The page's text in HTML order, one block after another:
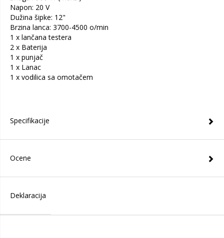
Napon: 20 V
Dužina šipke: 12"
Brzina lanca: 3700-4500 o/min
1 x lančana testera
2 x Baterija
1 x punjač
1 x Lanac
1 x vodilica sa omotačem
Specifikacije
Ocene
Deklaracija